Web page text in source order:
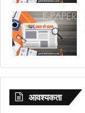
आवश्‍यकता